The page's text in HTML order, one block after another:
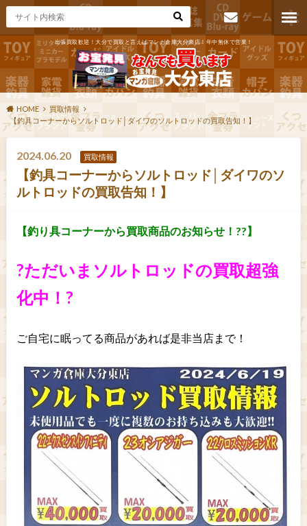
出張買取歓迎！大分で買取と言えばマンガ倉庫大分東店！年中無休で営業！
お問い合わ
せ
HOME
買取情報
【釣具コーナーからソルトロッド│ダイワのソルトロッドの買取告知！】
2024.06.20 買取情報
【釣具コーナーからソルトロッド│ダイワのソ
ルトロッドの買取告知！】
【釣り具コーナーから買取商品のお知らせ！??】
?ただいまソルトロッドの買取超強
化中！?
ご自宅に眠ってる商品があれば是非当店まで！